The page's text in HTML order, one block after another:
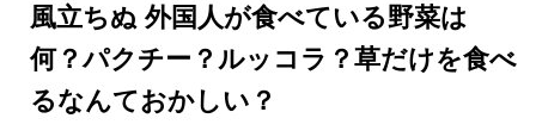
風立ちぬ 外国人が食べている野菜は
何？パクチー？ルッコラ？草だけを食べ
るなんておかしい？